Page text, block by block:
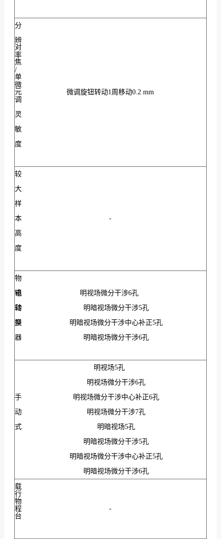
对
焦
单
元
分
辨
率
/
微
调
灵
敏
度
微调旋钮转动1周移动0.2 mm
较
大
样
本
高
度
-
物
镜
转
换
器
电
动
型
明视场微分干涉6孔
明暗视场微分干涉5孔
明暗视场微分干涉中心补正5孔
明暗视场微分干涉6孔
手
动
式
明视场5孔
明视场微分干涉6孔
明视场微分干涉中心补正6孔
明视场微分干涉7孔
明暗视场5孔
明暗视场微分干涉5孔
明暗视场微分干涉中心补正5孔
明暗视场微分干涉6孔
载
物
台
行
程
-